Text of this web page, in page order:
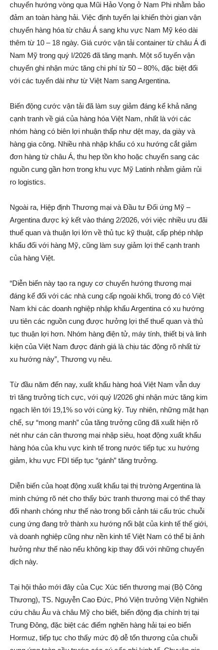
chuyển hướng vòng qua Mũi Hảo Vọng ở Nam Phi nhằm bảo
đảm an toàn hàng hải. Việc định tuyến lại khiến thời gian vận
chuyển hàng hóa từ châu Á sang khu vực Nam Mỹ kéo dài
thêm từ 10 – 18 ngày. Giá cước vận tải container từ châu Á đi
Nam Mỹ trong quý I/2026 đã tăng mạnh. Một số tuyến vận
chuyển ghi nhận mức tăng chi phí từ 50 – 80%, đặc biệt đối
với các tuyến dài như từ Việt Nam sang Argentina.
Biến động cước vận tải đã làm suy giảm đáng kể khả năng
cạnh tranh về giá của hàng hóa Việt Nam, nhất là với các
nhóm hàng có biên lợi nhuận thấp như dệt may, da giày và
hàng gia công. Nhiều nhà nhập khẩu có xu hướng cắt giảm
đơn hàng từ châu Á, thu hẹp tồn kho hoặc chuyển sang các
nguồn cung gần hơn trong khu vực Mỹ Latinh nhằm giảm rủi
ro logistics.
Ngoài ra, Hiệp định Thương mại và Đầu tư Đối ứng Mỹ –
Argentina được ký kết vào tháng 2/2026, với việc nhiều ưu đãi
thuế quan và thuận lợi lớn về thủ tục kỹ thuật, cấp phép nhập
khẩu đối với hàng Mỹ, cũng làm suy giảm lợi thế cạnh tranh
của hàng Việt.
“Diễn biến này tạo ra nguy cơ chuyển hướng thương mại
đáng kể đối với các nhà cung cấp ngoài khối, trong đó có Việt
Nam khi các doanh nghiệp nhập khẩu Argentina có xu hướng
ưu tiên các nguồn cung được hưởng lợi thế thuế quan và thủ
tục thuận lợi hơn. Nhóm hàng điện tử, máy tính, thiết bị và linh
kiện của Việt Nam được đánh giá là chịu tác động rõ nhất từ
xu hướng này”, Thương vụ nêu.
Từ đầu năm đến nay, xuất khẩu hàng hoá Việt Nam vẫn duy
trì tăng trưởng tích cực, với quý I/2026 ghi nhận mức tăng kim
ngạch lên tới 19,1% so với cùng kỳ. Tuy nhiên, những mặt hạn
chế, sự “mong manh” của tăng trưởng cũng đã xuất hiện rõ
nét như cán cân thương mại nhập siêu, hoạt động xuất khẩu
hàng hóa của khu vực kinh tế trong nước tiếp tục xu hướng
giảm, khu vực FDI tiếp tục “gánh” tăng trưởng.
Diễn biến của hoạt động xuất khẩu tại thị trường Argentina là
minh chứng rõ nét cho thấy bức tranh thương mại có thể thay
đổi nhanh chóng như thế nào trong bối cảnh tái cấu trúc chuỗi
cung ứng đang trở thành xu hướng nổi bật của kinh tế thế giới,
và doanh nghiệp cũng như nền kinh tế Việt Nam có thể bị ảnh
hưởng như thế nào nếu không kịp thay đổi với những chuyển
dịch này.
Tại hội thảo mới đây của Cục Xúc tiến thương mại (Bộ Công
Thương), TS. Nguyễn Cao Đức, Phó Viện trưởng Viện Nghiên
cứu châu Âu và châu Mỹ cho biết, biến động địa chính trị tại
Trung Đông, đặc biệt các điểm nghẽn hàng hải tại eo biển
Hormuz, tiếp tục cho thấy mức độ dễ tổn thương của chuỗi